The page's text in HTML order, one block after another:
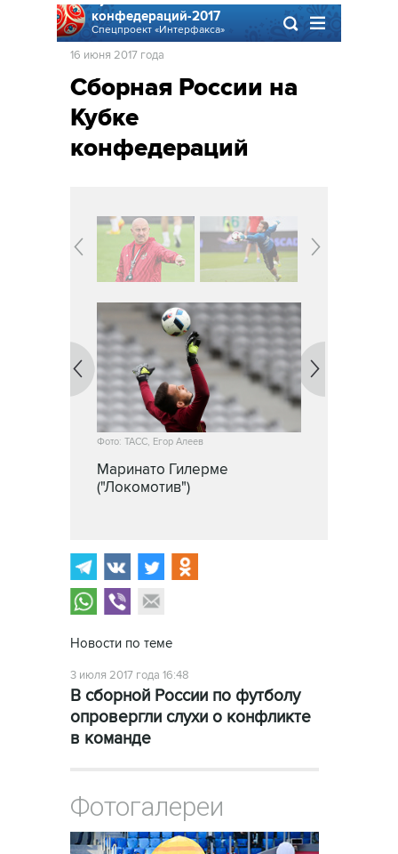
конфедераций-2017
Спецпроект «Интерфакса»
16 июня 2017 года
Сборная России на
Кубке
конфедераций
Фото: ТАСС, Егор Алеев
Маринато Гилерме
("Локомотив")
Новости по теме
3 июля 2017 года 16:48
В сборной России по футболу
опровергли слухи о конфликте
в команде
Фотогалереи